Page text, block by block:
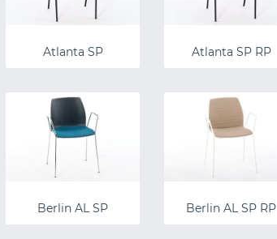
Atlanta SP Atlanta SP RP
Berlin AL SP Berlin AL SP RP